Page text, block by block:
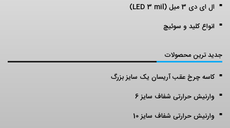
ال ای دی 3 میل (LED 3 mil)
انواع کلید و سوئیچ
جدید ترین محصولات
کاسه چرخ عقب آریسان یک سایز بزرگ
وارنیش حرارتی شفاف سایز 6
وارنیش حرارتی شفاف سایز 10